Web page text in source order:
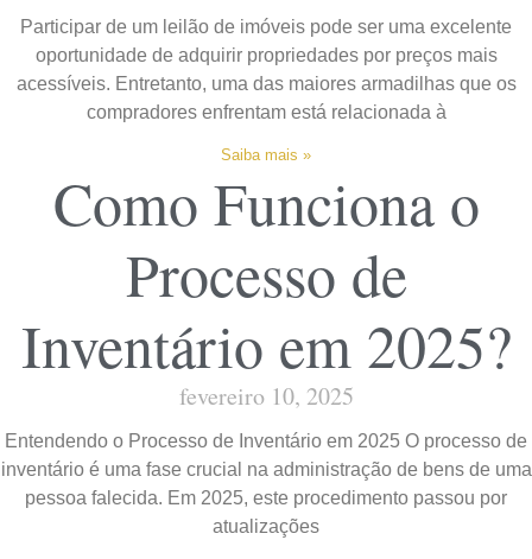
Participar de um leilão de imóveis pode ser uma excelente
oportunidade de adquirir propriedades por preços mais
acessíveis. Entretanto, uma das maiores armadilhas que os
compradores enfrentam está relacionada à
Saiba mais »
Como Funciona o
Processo de
Inventário em 2025?
fevereiro 10, 2025
Entendendo o Processo de Inventário em 2025 O processo de
inventário é uma fase crucial na administração de bens de uma
pessoa falecida. Em 2025, este procedimento passou por
atualizações